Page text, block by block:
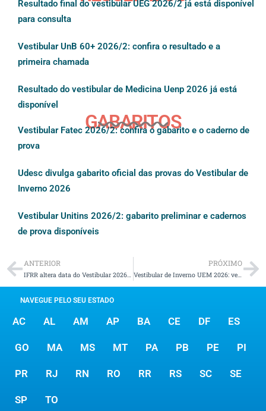
Resultado final do vestibular UEG 2026/2 já está disponível
para consulta
Vestibular UnB 60+ 2026/2: confira o resultado e a
primeira chamada
Resultado do vestibular de Medicina Uenp 2026 já está
disponível
GABARITOS
Vestibular Fatec 2026/2: confira o gabarito e o caderno de
prova
Udesc divulga gabarito oficial das provas do Vestibular de
Inverno 2026
Vestibular Unitins 2026/2: gabarito preliminar e cadernos
de prova disponíveis
ANTERIOR
IFRR altera data do Vestibular 2026.2 e amplia acesso a cursos
PRÓXIMO
Vestibular de Inverno UEM 2026: veja a relação candidato/vaga
NAVEGUE PELO SEU ESTADO
AC AL AM AP BA CE DF ES
GO MA MS MT PA PB PE PI
PR RJ RN RO RR RS SC SE
SP TO